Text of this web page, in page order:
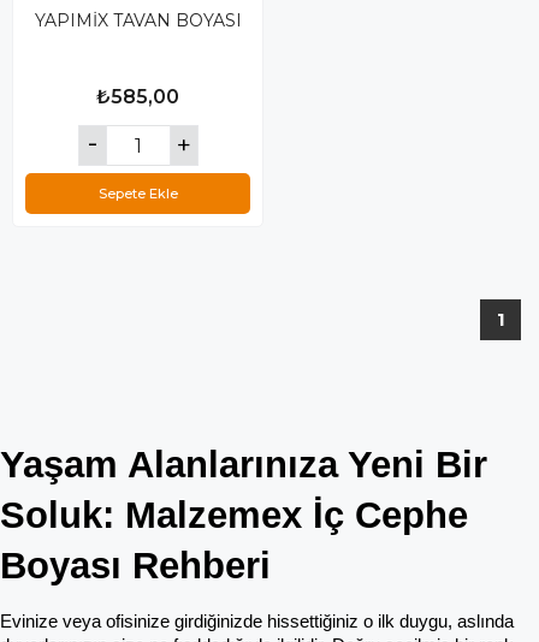
YAPIMİX TAVAN BOYASI
₺585,00
Sepete Ekle
1
Yaşam Alanlarınıza Yeni Bir
Soluk: Malzemex İç Cephe
Boyası Rehberi
Evinize veya ofisinize girdiğinizde hissettiğiniz o ilk duygu, aslında